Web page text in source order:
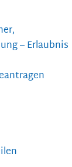
– Erlaubnis